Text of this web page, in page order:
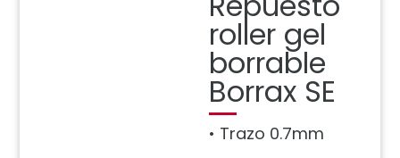
roller gel
borrable
Borrax SE
• Trazo 0.7mm